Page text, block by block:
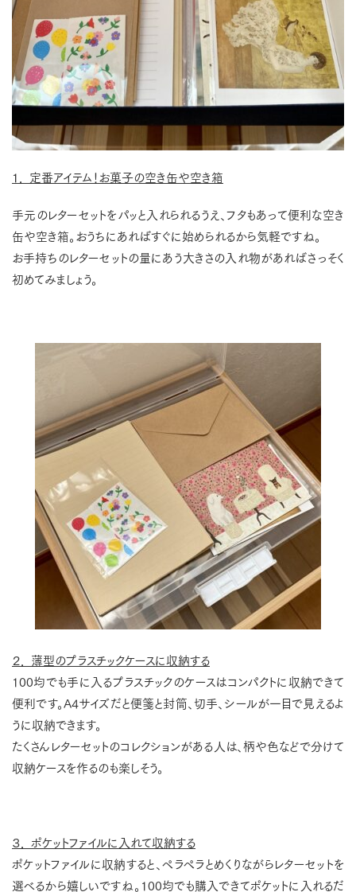
１． 定番アイテム！お菓子の空き缶や空き箱
手元のレターセットをパッと入れられるうえ、フタもあって便利な空き
缶や空き箱。おうちにあればすぐに始められるから気軽ですね。
お手持ちのレターセットの量にあう大きさの入れ物があればさっそく
初めてみましょう。
２． 薄型のプラスチックケースに収納する
100均でも手に入るプラスチックのケースはコンパクトに収納できて
便利です。A4サイズだと便箋と封筒、切手、シールが一目で見えるよ
うに収納できます。
たくさんレターセットのコレクションがある人は、柄や色などで分けて
収納ケースを作るのも楽しそう。
３． ポケットファイルに入れて収納する
ポケットファイルに収納すると、ペラペラとめくりながらレターセットを
選べるから嬉しいですね。100均でも購入できてポケットに入れるだ